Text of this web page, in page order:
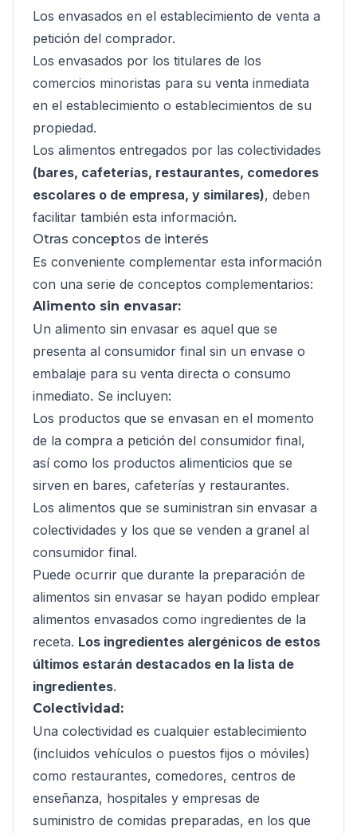
Los envasados en el establecimiento de venta a
petición del comprador.
Los envasados por los titulares de los
comercios minoristas para su venta inmediata
en el establecimiento o establecimientos de su
propiedad.
Los alimentos entregados por las colectividades
(bares, cafeterías, restaurantes, comedores
escolares o de empresa, y similares), deben
facilitar también esta información.
Otras conceptos de interés
Es conveniente complementar esta información
con una serie de conceptos complementarios:
Alimento sin envasar:
Un alimento sin envasar es aquel que se
presenta al consumidor final sin un envase o
embalaje para su venta directa o consumo
inmediato. Se incluyen:
Los productos que se envasan en el momento
de la compra a petición del consumidor final,
así como los productos alimenticios que se
sirven en bares, cafeterías y restaurantes.
Los alimentos que se suministran sin envasar a
colectividades y los que se venden a granel al
consumidor final.
Puede ocurrir que durante la preparación de
alimentos sin envasar se hayan podido emplear
alimentos envasados como ingredientes de la
receta. Los ingredientes alergénicos de estos
últimos estarán destacados en la lista de
ingredientes.
Colectividad:
Una colectividad es cualquier establecimiento
(incluidos vehículos o puestos fijos o móviles)
como restaurantes, comedores, centros de
enseñanza, hospitales y empresas de
suministro de comidas preparadas, en los que